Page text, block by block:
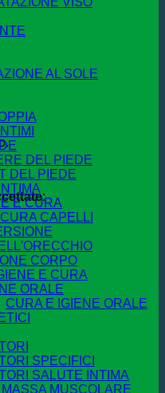
:
AL SOLE
DEL PIEDE
DEL PIEDE
E CURA
CAPELLI
CORPO
E CURA
ORALE
CURA E IGIENE ORALE
SPECIFICI
SALUTE INTIMA
MUSCOLARE